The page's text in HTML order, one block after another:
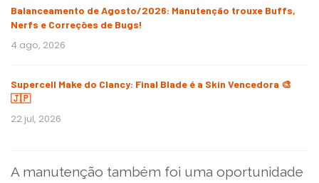
Balanceamento de Agosto/2026: Manutenção trouxe Buffs,
Nerfs e Correções de Bugs!
4 ago, 2026
Supercell Make do Clancy: Final Blade é a Skin Vencedora 🎨
🇯🇵
22 jul, 2026
A manutenção também foi uma oportunidade